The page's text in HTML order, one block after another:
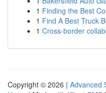
1 Finding the Best
1 Find A Best Truck
1 Cross-border
Copyright © 2026 | Advanced